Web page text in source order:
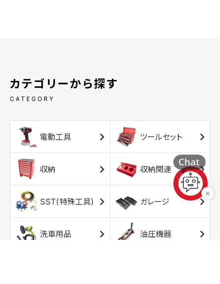
カテゴリーから探す
CATEGORY
電動工具 ツールセット
収納 収納関連
SST(特殊工具) ガレージ
洗車用品 油圧機器